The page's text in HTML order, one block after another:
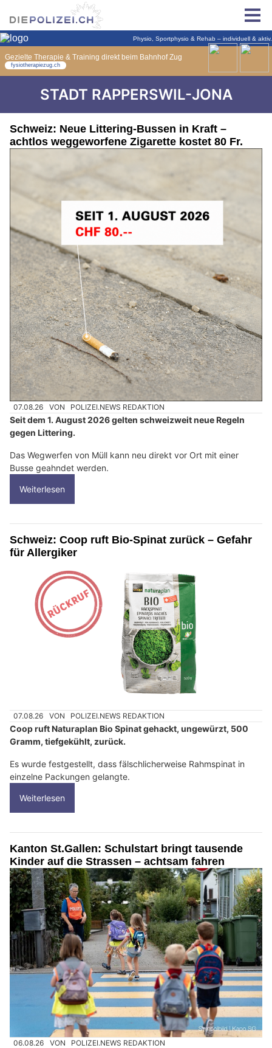
STADT RAPPERSWIL-JONA
Schweiz: Neue Littering-Bussen in Kraft –
achtlos weggeworfene Zigarette kostet 80 Fr.
07.08.26 VON POLIZEI.NEWS REDAKTION
Seit dem 1. August 2026 gelten schweizweit neue Regeln
gegen Littering.
Das Wegwerfen von Müll kann neu direkt vor Ort mit einer
Busse geahndet werden.
Weiterlesen
Schweiz: Coop ruft Bio-Spinat zurück – Gefahr
für Allergiker
07.08.26 VON POLIZEI.NEWS REDAKTION
Coop ruft Naturaplan Bio Spinat gehackt, ungewürzt, 500
Gramm, tiefgekühlt, zurück.
Es wurde festgestellt, dass fälschlicherweise Rahmspinat in
einzelne Packungen gelangte.
Weiterlesen
Kanton St.Gallen: Schulstart bringt tausende
Kinder auf die Strassen – achtsam fahren
06.08.26 VON POLIZEI.NEWS REDAKTION